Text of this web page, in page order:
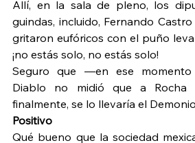
Allí, en la sala de pleno, los
guindas, incluido, Fernando Castro
gritaron eufóricos con el puño
¡no estás solo, no estás solo!
Seguro que —en ese
Diablo no midió que a Rocha
finalmente, se lo llevaría el
Positivo
Qué bueno que la sociedad